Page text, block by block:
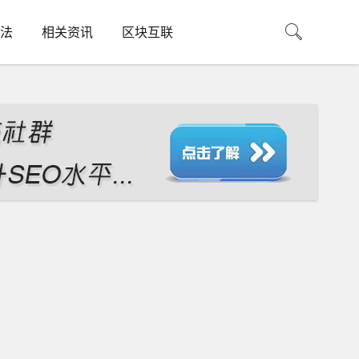
相关资讯 区块互联